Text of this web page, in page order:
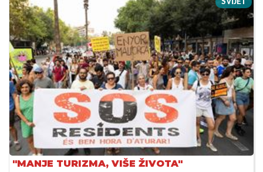
"MANJE TURIZMA, VIŠE ŽIVOTA"